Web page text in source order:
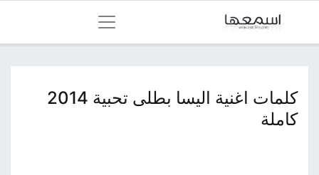
كلمات اغنية اليسا بطلى تحبية 2014
كاملة